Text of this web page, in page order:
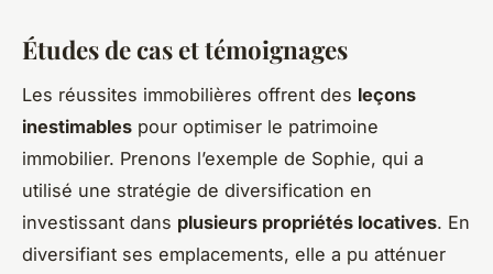
Études de cas et témoignages
Les réussites immobilières offrent des leçons
inestimables pour optimiser le patrimoine
immobilier. Prenons l’exemple de Sophie, qui a
utilisé une stratégie de diversification en
investissant dans plusieurs propriétés locatives. En
diversifiant ses emplacements, elle a pu atténuer